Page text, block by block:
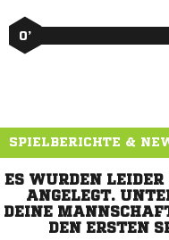
0’
SPIELBERICHTE &
ES WURDEN
ANGELEGT.
DEINE
DEN ERSTEN